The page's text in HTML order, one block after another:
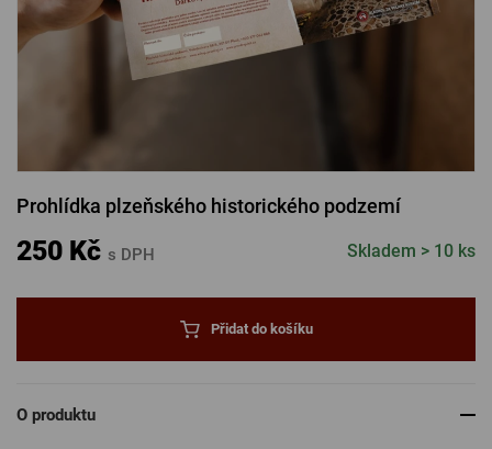
PŘIHLÁSIT PŘES FACEBOOK
PŘIHLÁSIT PŘES GOOGLE
PŘIHLÁSIT PŘES SEZNAM
Prohlídka plzeňského historického podzemí
250 Kč s DPH Skladem > 10 ks
Přidat do košíku
O produktu